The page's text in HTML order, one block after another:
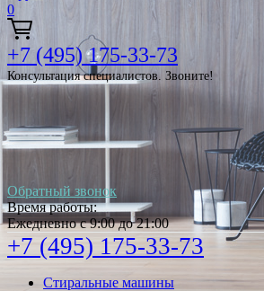
0
+7 (495) 175-33-73
Консультация специалистов. Звоните!
Обратный звонок
Время работы:
Ежедневно с 9:00 до 21:00
+7 (495) 175-33-73
Стиральные машины